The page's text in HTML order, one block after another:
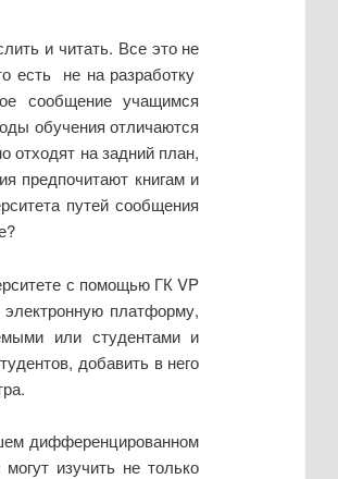
и читать. Все это не
есть не на разработку
сообщение учащимся
обучения отличаются
отходят на задний план,
предпочитают книгам и
путей сообщения
с помощью ГК VP
платформу,
или студентами и
добавить в него
дифференцированном
изучить не только